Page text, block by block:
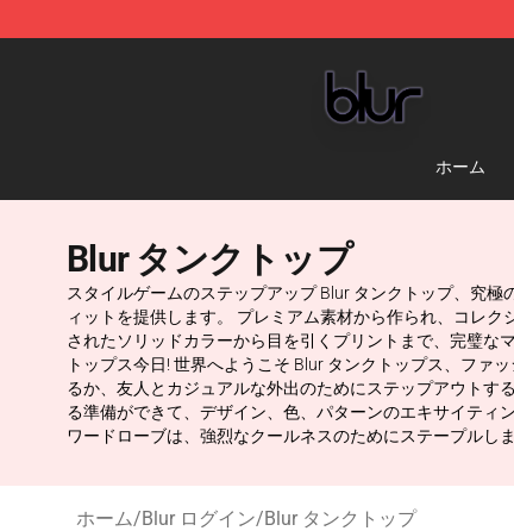
ホーム
Blur タンクトップ
スタイルゲームのステップアップ Blur タンクトップ、究
ィットを提供します。 プレミアム素材から作られ、コレ
されたソリッドカラーから目を引くプリントまで、完璧な
トップス今日! 世界へようこそ Blur タンクトップス、ファ
るか、友人とカジュアルな外出のためにステップアウトす
る準備ができて、デザイン、色、パターンのエキサイティ
ワードローブは、強烈なクールネスのためにステープルしま
ホーム/Blur ログイン/Blur タンクトップ